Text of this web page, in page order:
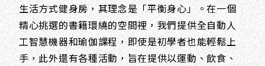
生活方式健身房，其理念是「平衡身心」。在一個
精心挑選的書籍環繞的空間裡，我們提供全自動人
工智慧機器和瑜伽課程，即使是初學者也能輕鬆上
手，此外還有各種活動，旨在提供以運動、飲食、